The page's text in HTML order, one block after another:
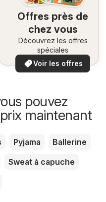
Offres près de
chez vous
Découvrez les offres
spéciales
Voir les offres
pouvez
maintenant
Pyjama
Ballerine
Sweat à capuche